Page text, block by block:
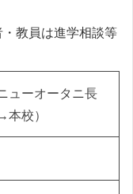
教員は進学相談等
ューオータニ長
校）